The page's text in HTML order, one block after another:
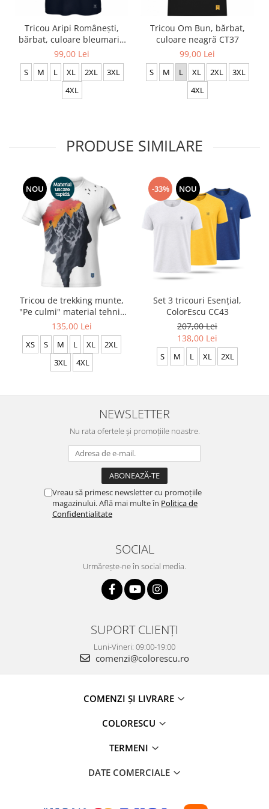
Tricou Aripi Românești,
bărbat, culoare bleumarin
CRP75
99,00 Lei
S M L XL 2XL
3XL
4XL
Tricou Om Bun, bărbat,
culoare neagră CT37
99,00 Lei
S M L XL 2XL
3XL
4XL
PRODUSE SIMILARE
NOU
Tricou de trekking munte,
"Pe culmi" material tehnic
sport, culoare albă CS65
135,00 Lei
XS S M L XL
2XL
3XL
4XL
-33% NOU
Set 3 tricouri Esențial,
ColorEscu CC43
207,00 Lei
138,00 Lei
S M L XL 2XL
NEWSLETTER
Nu rata ofertele și promoțiile noastre.
Vreau să primesc newsletter cu promoțiile
magazinului. Află mai multe în Politica de
Confidentialitate
SOCIAL
Urmărește-ne în social media.
SUPORT CLIENȚI
Luni-Vineri: 09:00-19:00
comenzi@colorescu.ro
COMENZI ȘI LIVRARE
COLORESCU
TERMENI
DATE COMERCIALE